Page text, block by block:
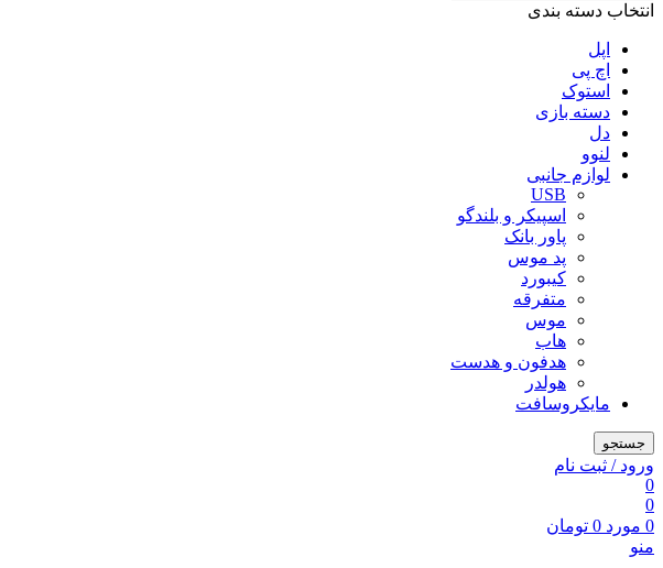
انتخاب دسته بندی
اپل
اچ پی
استوک
دسته بازی
دل
لنوو
لوازم جانبی
USB
اسپیکر و بلندگو
پاور بانک
پد موس
کیبورد
متفرقه
موس
هاب
هدفون و هدست
هولدر
مایکروسافت
جستجو
ورود / ثبت نام
0
0
0 مورد 0 تومان
منو